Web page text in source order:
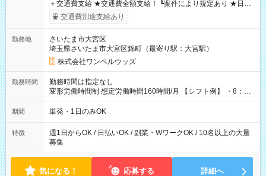
＋交通費支給 ★交通費全額支給！ ┗案件により規定あり ★日払
いOK！（規定あり） ┗働いたその日に現金GET♪ お仕事後はコ
ンビニATMから 日払い分を引き落とせます！ 【試用期間】試
交通費別途支給あり
勤務地
さいたま市大宮区
埼玉県さいたま市大宮区錦町（最寄り駅：大宮駅）
株式会社ワンベルウッズ
勤務時間
勤務時間は指定なし
変形労働時間制 想定労働時間160時間/月 【シフト例】 ・8：00
～21：00
期間 単発・1日のみOK
特徴
週1日からOK / 日払いOK / 副業・WワークOK / 10名以上の大量
募集
気になる！ 応募する 詳細へ